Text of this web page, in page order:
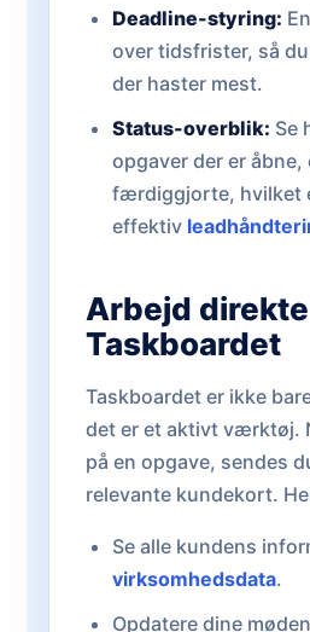
Deadline-styring:
over tidsfrister, så
der haster mest.
Status-overblik: Se
opgaver der er åbne,
færdiggjorte, hvilket
effektiv
Arbejd
Taskboardet
Taskboardet er ikke
det er et aktivt værktøj.
på en opgave, sendes
relevante kundekort.
Se alle kundens
virksomhedsdata.
Opdatere dine